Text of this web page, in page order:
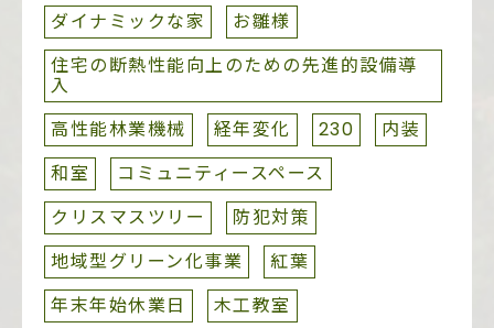
ダイナミックな家
お雛様
住宅の断熱性能向上のための先進的設備導
入
高性能林業機械
経年変化 230
内装
和室
コミュニティースペース
クリスマスツリー
防犯対策
地域型グリーン化事業
紅葉
年末年始休業日
木工教室